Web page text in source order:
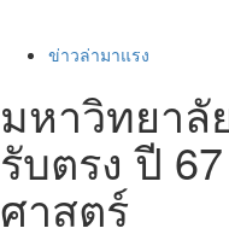
ข่าวล่ามาแรง
มหาวิทยาลั
รับตรง ปี
ศาสตร์